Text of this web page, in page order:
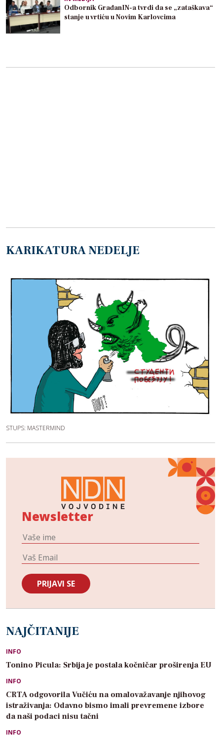
Odbornik GrađanIN-a tvrdi da se „zataškava“
stanje u vrtiću u Novim Karlovcima
KARIKATURA NEDELJE
STUPS: MASTERMIND
Newsletter
NAJČITANIJE
INFO
Tonino Picula: Srbija je postala kočničar proširenja EU
INFO
CRTA odgovorila Vučiću na omalovažavanje njihovog
istraživanja: Odavno bismo imali prevremene izbore
da naši podaci nisu tačni
INFO